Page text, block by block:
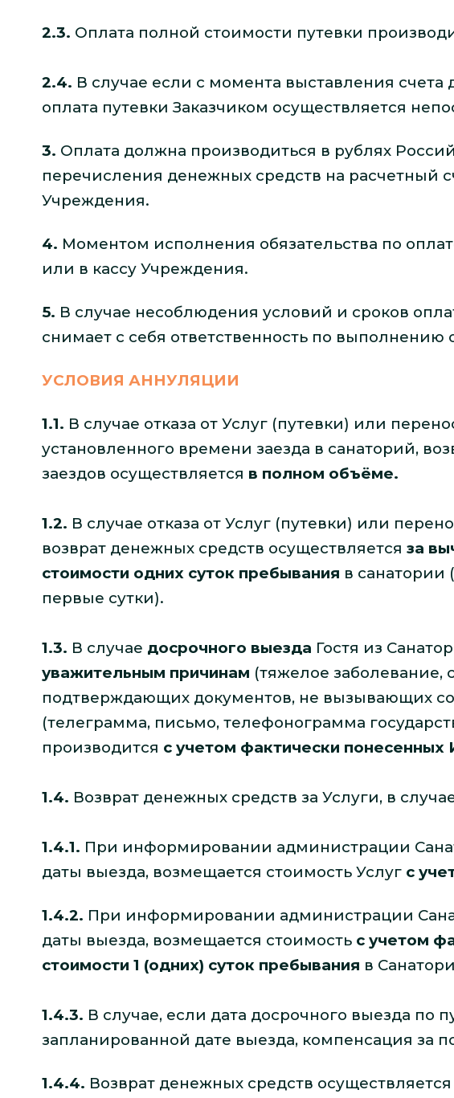
2.3. Оплата полной стоимости путевки
2.4. В случае если с момента выставления счета
оплата путевки Заказчиком осуществляется
3. Оплата должна производиться в рублях
перечисления денежных средств на расчетный
Учреждения.
4. Моментом исполнения обязательства по
или в кассу Учреждения.
5. В случае несоблюдения условий и сроков
снимает с себя ответственность по выполнению
УСЛОВИЯ АННУЛЯЦИИ
1.1. В случае отказа от Услуг (путевки) или
установленного времени заезда в санаторий,
заездов осуществляется в полном объёме.
1.2. В случае отказа от Услуг (путевки) или
возврат денежных средств осуществляется за
стоимости одних суток пребывания в
первые сутки).
1.3. В случае досрочного выезда Гостя из
уважительным причинам (тяжелое заболевание,
подтверждающих документов, не вызывающих
(телеграмма, письмо, телефонограмма
производится с учетом фактически
1.4. Возврат денежных средств за Услуги, в
1.4.1. При информировании администрации
даты выезда, возмещается стоимость Услуг с
1.4.2. При информировании администрации
даты выезда, возмещается стоимость с учетом
стоимости 1 (одних) суток пребывания в
1.4.3. В случае, если дата досрочного выезда
запланированной дате выезда, компенсация за
1.4.4. Возврат денежных средств